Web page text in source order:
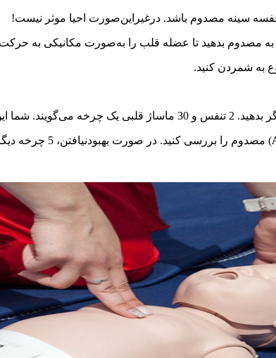
سینه مصدوم باشد. درغیراین‌صورت احیا موثر نیست!
) مصدوم را بررسی کنید. در صورت بهبودنیافتن، 5 چرخه دیگر تا رسیدن عوامل اورژانس این کار را ادامه دهید.